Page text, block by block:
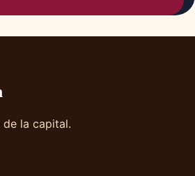
la capital.